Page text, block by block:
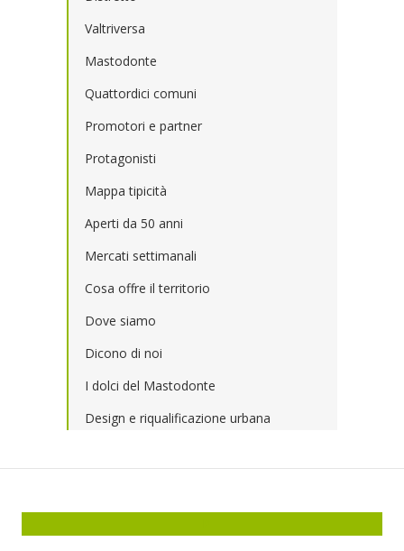
Valtriversa
Mastodonte
Quattordici comuni
Promotori e partner
Protagonisti
Mappa tipicità
Aperti da 50 anni
Mercati settimanali
Cosa offre il territorio
Dove siamo
Dicono di noi
I dolci del Mastodonte
Design e riqualificazione urbana